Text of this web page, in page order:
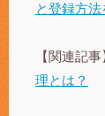
と登録方法
【関連記事
理とは？